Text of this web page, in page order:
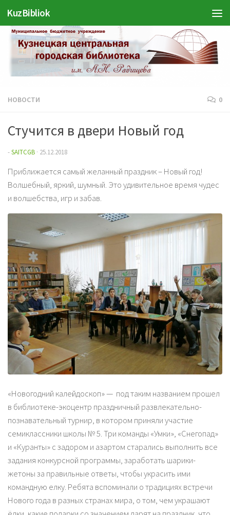
Перейти к содержимому
KuzBibliok
НОВОСТИ 0
Стучится в двери Новый год
-SAITCGB · 25.12.2018
Приближается самый желанный праздник – Новый год!
Волшебный, яркий, шумный. Это удивительное время чудес
и волшебства, игр и забав.
«Новогодний калейдоскоп» — под таким названием прошел
в библиотеке-экоцентр праздничный развлекательно-
познавательный турнир, в котором приняли участие
семиклассники школы № 5. Три команды «Умки», «Снегопад»
и «Куранты» с задором и азартом старались выполнить все
задания конкурсной программы, заработать шарики-
жетоны за правильные ответы, чтобы украсить ими
командную елку. Ребята вспоминали о традициях встречи
Нового года в разных странах мира, о том, чем украшают